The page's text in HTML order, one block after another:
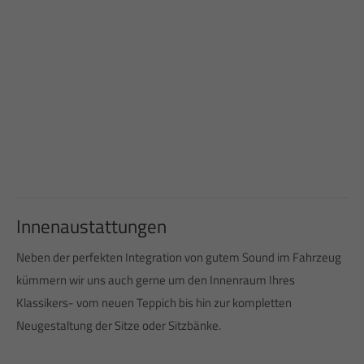
Innenaustattungen
Neben der perfekten Integration von gutem Sound im Fahrzeug
kümmern wir uns auch gerne um den Innenraum Ihres
Klassikers- vom neuen Teppich bis hin zur kompletten
Neugestaltung der Sitze oder Sitzbänke.